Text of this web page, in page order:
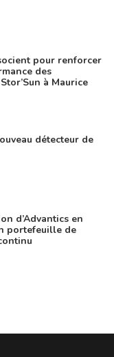
pour renforcer
des
à Maurice
détecteur de
d’Advantics en
portefeuille de